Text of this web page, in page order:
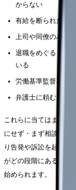
からない
有給を断られたが
上司や同僚のハラ
退職をめぐるトラ
いる
労働基準監督署に
弁護士に頼むお金
これらに当てはまるな
にせず・まず相談だけ
り告発や訴訟を起こす
がどの段階にあるのか
始められます。